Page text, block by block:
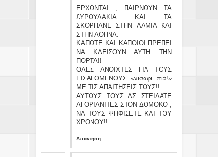
ΕΡΧΟΝΤΑΙ , ΠΑΙΡΝΟΥΝ ΤΑ
£ΥΡΟΥΔΑΚΙΑ ΚΑΙ ΤΑ
ΣΚΟΡΠΑΝΕ ΣΤΗΝ ΛΑΜΙΑ ΚΑΙ
ΣΤΗΝ ΑΘΗΝΑ.
ΚΑΠΟΤΕ ΚΑΙ ΚΑΠΟΙΟΙ ΠΡΕΠΕΙ
ΝΑ ΚΛΕΙΣΟΥΝ ΑΥΤΗ ΤΗΝ
ΠΟΡΤΑ!!
ΟΛΕΣ ΑΝΟΙΧΤΕΣ ΓΙΑ ΤΟΥΣ
ΕΙΣΑΓΟΜΕΝΟΥΣ «νισάφι πιά!»
ΜΕ ΤΙΣ ΑΠΑΙΤΗΣΕΙΣ ΤΟΥΣ!!
ΑΥΤΟΥΣ ΤΟΥΣ ΔΣ ΣΤΕΙΛΑΤΕ
ΑΓΟΡΙΑΝΙΤΕΣ ΣΤΟΝ ΔΟΜΟΚΟ ,
ΝΑ ΤΟΥΣ ΨΗΦΙΣΕΤΕ ΚΑΙ ΤΟΥ
ΧΡΟΝΟΥ!!
Απάντηση